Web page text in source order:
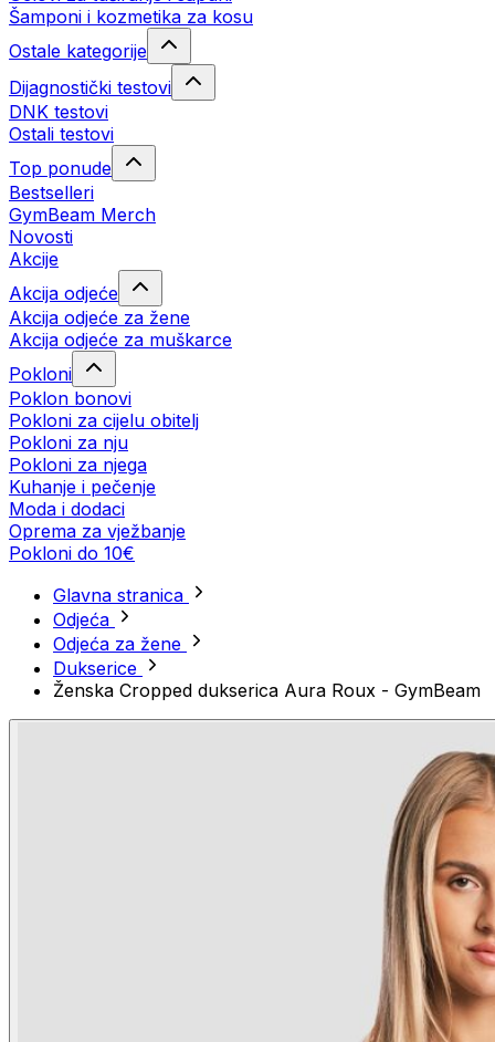
Šamponi i kozmetika za kosu
Ostale kategorije
Dijagnostički testovi
DNK testovi
Ostali testovi
Top ponude
Bestselleri
GymBeam Merch
Novosti
Akcije
Akcija odjeće
Akcija odjeće za žene
Akcija odjeće za muškarce
Pokloni
Poklon bonovi
Pokloni za cijelu obitelj
Pokloni za nju
Pokloni za njega
Kuhanje i pečenje
Moda i dodaci
Oprema za vježbanje
Pokloni do 10€
Glavna stranica
Odjeća
Odjeća za žene
Dukserice
Ženska Cropped dukserica Aura Roux - GymBeam